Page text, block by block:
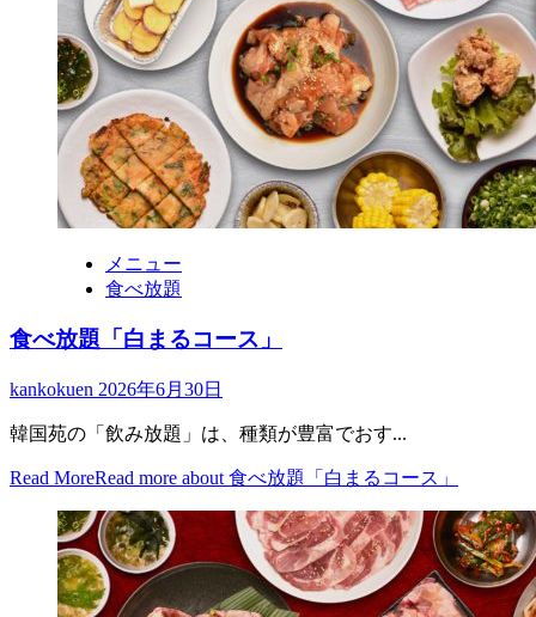
メニュー
食べ放題
食べ放題「白まるコース」
kankokuen 2026年6月30日
韓国苑の「飲み放題」は、種類が豊富でおす...
Read MoreRead more about 食べ放題「白まるコース」